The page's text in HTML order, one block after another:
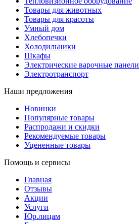
Товары для животных
Товары для красоты
Умный дом
Хлебопечки
Холодильники
Шкафы
Электрические варочные панели
Электротранспорт
Наши предложения
Новинки
Популярные товары
Распродажи и скидки
Рекомендуемые товары
Уцененные товары
Помощь и сервисы
Главная
Отзывы
Акции
Услуги
Юр.лицам